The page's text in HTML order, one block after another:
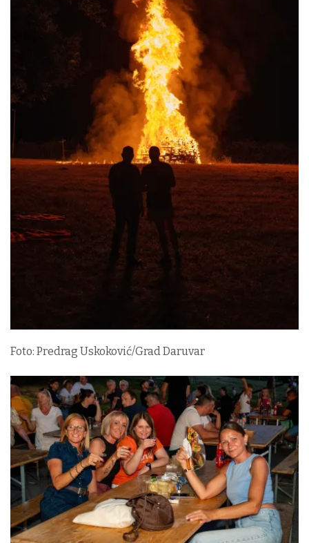
Foto: Predrag Uskoković/Grad Daruvar